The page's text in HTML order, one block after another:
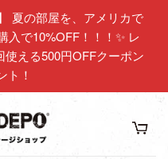
夏の部屋を、アメリカで
入で10%OFF！！！✨ レ
える500円OFFクーポン
ト！